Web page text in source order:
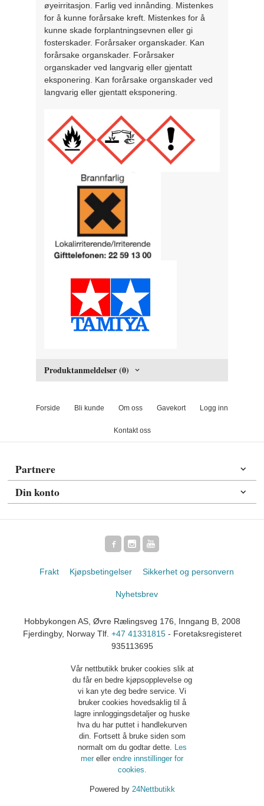
øyeirritasjon. Farlig ved innånding. Mistenkes
for å kunne forårsake kreft. Mistenkes for å
kunne skade forplantningsevnen eller gi
fosterskader. Forårsaker organskader. Kan
forårsake organskader. Forårsaker
organskader ved langvarig eller gjentatt
eksponering. Kan forårsake organskader ved
langvarig eller gjentatt eksponering.
Produktanmeldelser (0)
Forside Bli kunde Om oss Gavekort Logg inn
Kontakt oss
Partnere
Din konto
Frakt Kjøpsbetingelser Sikkerhet og personvern
Nyhetsbrev
Hobbykongen AS, Øvre Rælingsveg 176, Inngang B, 2008
Fjerdingby, Norway Tlf. +47 41331815- Foretaksregisteret
935113695
Vår nettbutikk bruker cookies slik at
du får en bedre kjøpsopplevelse og
vi kan yte deg bedre service. Vi
bruker cookies hovedsaklig til å
lagre innloggingsdetaljer og huske
hva du har puttet i handlekurven
din. Fortsett å bruke siden som
normalt om du godtar dette. Les
mer eller endre innstillinger for
cookies.
Powered by 24Nettbutikk